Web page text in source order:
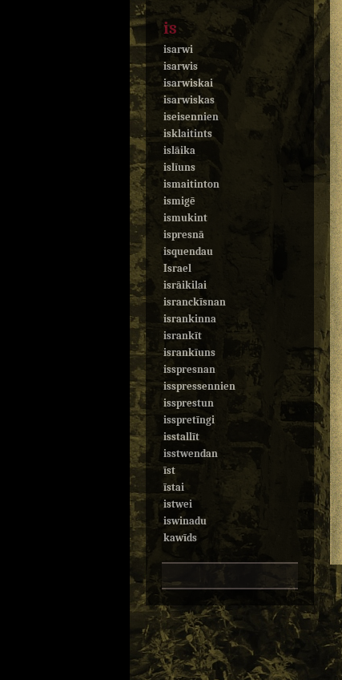
is
isarwi
isarwis
isarwiskai
isarwiskas
iseisennien
isklaitints
islāika
islīuns
ismaitinton
ismigē
ismukint
ispresnā
isquendau
Israel
isrāikilai
isranckīsnan
isrankinna
isrankīt
isrankīuns
isspresnan
isspressennien
issprestun
isspretīngi
isstallīt
isstwendan
īst
īstai
istwei
iswinadu
kawīds